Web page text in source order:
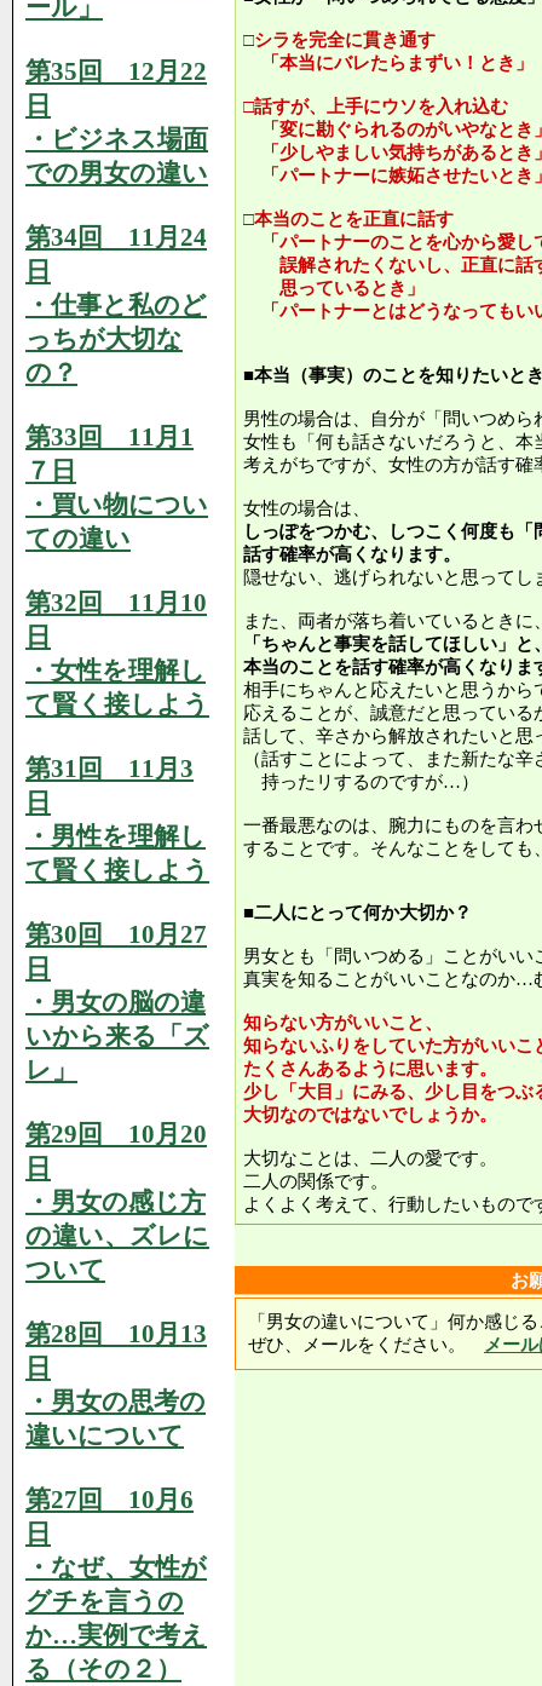
ール」
第35回 12月22
日
・ビジネス場面
での男女の違い
第34回 11月24
日
・仕事と私のど
っちが大切な
の？
第33回 11月1
７日
・買い物につい
ての違い
第32回 11月10
日
・女性を理解し
て賢く接しよう
第31回 11月3
日
・男性を理解し
て賢く接しよう
第30回 10月27
日
・男女の脳の違
いから来る「ズ
レ」
第29回 10月20
日
・男女の感じ方
の違い、ズレに
ついて
第28回 10月13
日
・男女の思考の
違いについて
第27回 10月6
日
・なぜ、女性が
グチを言うの
か…実例で考え
る（その２）
□シラを完全に貫き通す
「本当にバレたらまずい！とき」
□話すが、上手にウソを入れ込む
「変に勘ぐられるのがいやなとき
「少しやましい気持ちがあるとき
「パートナーに嫉妬させたいとき
□本当のことを正直に話す
「パートナーのことを心から愛し
誤解されたくないし、正直に話
思っているとき」
「パートナーとはどうなってもい
■本当（事実）のことを知りたいと
男性の場合は、自分が「問いつめ
女性も「何も話さないだろうと、
考えがちですが、女性の方が話す確
女性の場合は、
しっぽをつかむ、しつこく何度も「
話す確率が高くなります。
隠せない、逃げられないと思ってし
また、両者が落ち着いているときに
「ちゃんと事実を話してほしい」
本当のことを話す確率が高くなりま
相手にちゃんと応えたいと思うから
応えることが、誠意だと思っている
話して、辛さから解放されたいと思
（話すことによって、また新たな
持ったリするのですが…）
一番最悪なのは、腕力にものを言わ
することです。そんなことをして
■二人にとって何か大切か？
男女とも「問いつめる」ことがいい
真実を知ることがいいことなのか…
知らない方がいいこと、
知らないふりをしていた方がいいこ
たくさんあるように思います。
少し「大目」にみる、少し目をつぶ
大切なのではないでしょうか。
大切なことは、二人の愛です。
二人の関係です。
よくよく考えて、行動したいもので
お
「男女の違いについて」何か感じ
ぜひ、メールをください。
メー